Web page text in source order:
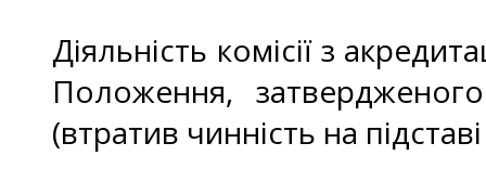
Діяльність комісії з
Положення,
(втратив чинність на